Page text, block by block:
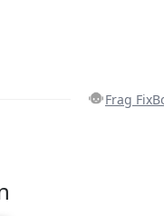
Frag